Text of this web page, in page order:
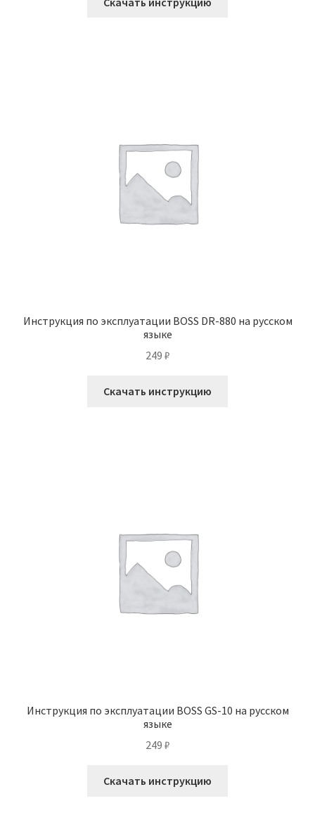
Инструкция по эксплуатации BOSS DR-880 на русском
языке
249 ₽
Скачать инструкцию
Инструкция по эксплуатации BOSS GS-10 на русском
языке
249 ₽
Скачать инструкцию